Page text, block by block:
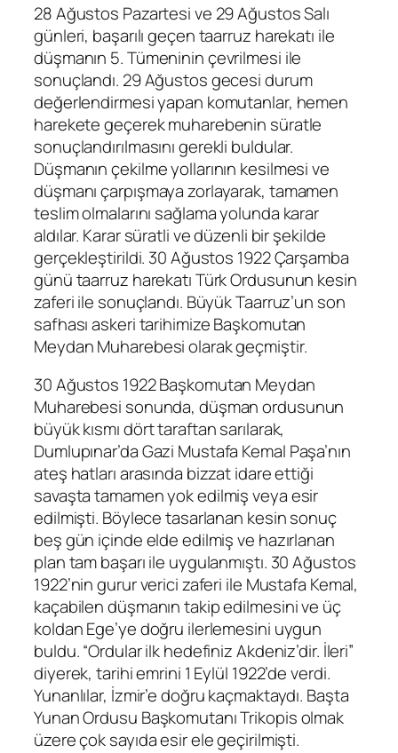
28 Ağustos Pazartesi ve 29 Ağustos Salı
günleri, başarılı geçen taarruz harekatı ile
düşmanın 5. Tümeninin çevrilmesi ile
sonuçlandı. 29 Ağustos gecesi durum
değerlendirmesi yapan komutanlar, hemen
harekete geçerek muharebenin süratle
sonuçlandırılmasını gerekli buldular.
Düşmanın çekilme yollarının kesilmesi ve
düşmanı çarpışmaya zorlayarak, tamamen
teslim olmalarını sağlama yolunda karar
aldılar. Karar süratli ve düzenli bir şekilde
gerçekleştirildi. 30 Ağustos 1922 Çarşamba
günü taarruz harekatı Türk Ordusunun kesin
zaferi ile sonuçlandı. Büyük Taarruz’un son
safhası askeri tarihimize Başkomutan
Meydan Muharebesi olarak geçmiştir.
30 Ağustos 1922 Başkomutan Meydan
Muharebesi sonunda, düşman ordusunun
büyük kısmı dört taraftan sarılarak,
Dumlupınar’da Gazi Mustafa Kemal Paşa’nın
ateş hatları arasında bizzat idare ettiği
savaşta tamamen yok edilmiş veya esir
edilmişti. Böylece tasarlanan kesin sonuç
beş gün içinde elde edilmiş ve hazırlanan
plan tam başarı ile uygulanmıştı. 30 Ağustos
1922’nin gurur verici zaferi ile Mustafa Kemal,
kaçabilen düşmanın takip edilmesini ve üç
koldan Ege’ye doğru ilerlemesini uygun
buldu. “Ordular ilk hedefiniz Akdeniz’dir. İleri”
diyerek, tarihi emrini 1 Eylül 1922’de verdi.
Yunanlılar, İzmir’e doğru kaçmaktaydı. Başta
Yunan Ordusu Başkomutanı Trikopis olmak
üzere çok sayıda esir ele geçirilmişti.